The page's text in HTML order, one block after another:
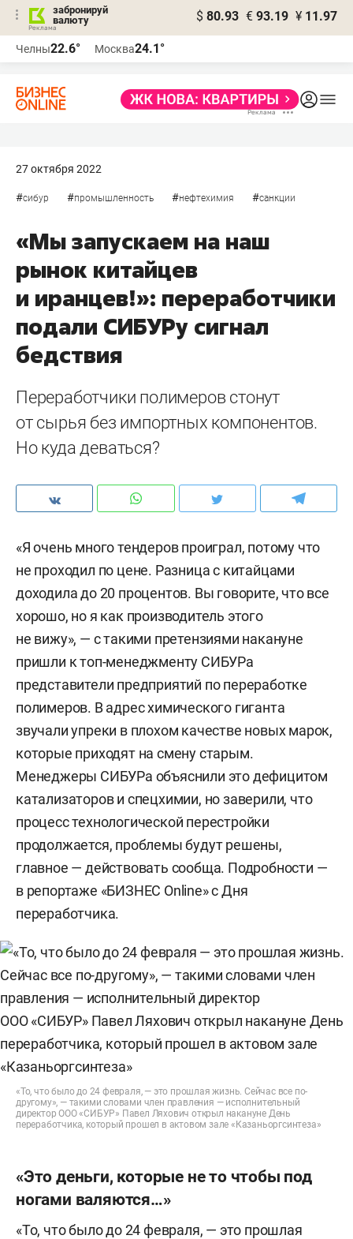
забронируй
валюту
$ 80.93 € 93.19 ¥ 11.97
Челны22.6° Москва24.1°
27 октября 2022
#сибур #промышленность #нефтехимия #санкции
«Мы запускаем на наш
рынок китайцев
и иранцев!»: переработчики
подали СИБУРу сигнал
бедствия
Переработчики полимеров стонут
от сырья без импортных компонентов.
Но куда деваться?
«Я очень много тендеров проиграл, потому что
не проходил по цене. Разница с китайцами
доходила до 20 процентов. Вы говорите, что все
хорошо, но я как производитель этого
не вижу», — с такими претензиями накануне
пришли к топ-менеджменту СИБУРа
представители предприятий по переработке
полимеров. В адрес химического гиганта
звучали упреки в плохом качестве новых марок,
которые приходят на смену старым.
Менеджеры СИБУРа объяснили это дефицитом
катализаторов и спецхимии, но заверили, что
процесс технологической перестройки
продолжается, проблемы будут решены,
главное — действовать сообща. Подробности —
в репортаже «БИЗНЕС Online» с Дня
переработчика.
«То, что было до 24 февраля, — это прошлая жизнь. Сейчас все по-
другому», — такими словами член правления — исполнительный
директор ООО «СИБУР» Павел Ляхович открыл накануне День
переработчика, который прошел в актовом зале «Казаньоргсинтеза»
«Это деньги, которые не то чтобы под
ногами валяются…»
«То, что было до 24 февраля, — это прошлая